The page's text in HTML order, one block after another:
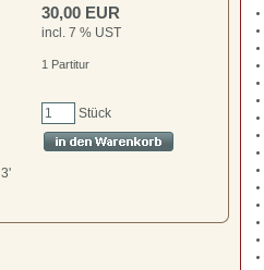
30,00 EUR
incl. 7 % UST
1 Partitur
Stück
3'